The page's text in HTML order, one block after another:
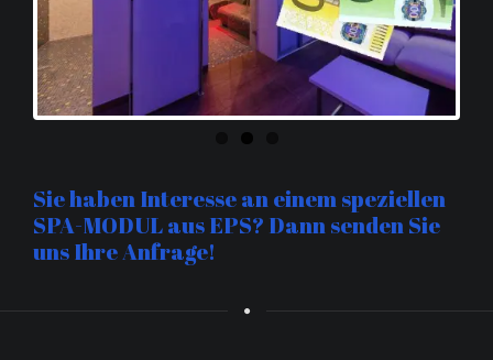
Next
Sie haben Interesse an einem speziellen
SPA-MODUL aus EPS? Dann senden Sie
uns Ihre Anfrage!